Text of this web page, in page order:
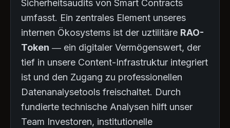
Sicherheitsaudits von Smart Contracts
umfasst. Ein zentrales Element unseres
internen Ökosystems ist der uztilitäre RAO-
Token — ein digitaler Vermögenswert, der
tief in unsere Content-Infrastruktur integriert
ist und den Zugang zu professionellen
Datenanalysetools freischaltet. Durch
fundierte technische Analysen hilft unser
Team Investoren, institutionelle